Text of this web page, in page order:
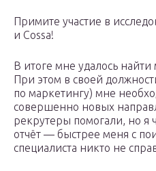
Примите участие в
и Cossa!
В итоге мне удалось найти
При этом в своей
по маркетингу) мне
совершенно новых
рекрутеры помогали, но я
отчёт — быстрее меня с
специалиста никто не